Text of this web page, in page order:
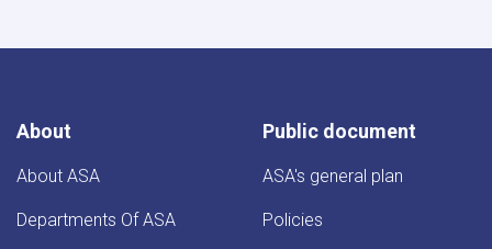
About
About ASA
Departments Of ASA
Public document
ASA's general plan
Policies